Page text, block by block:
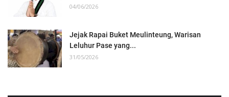
04/06/2026
Jejak Rapai Buket Meulinteung, Warisan
Leluhur Pase yang...
31/05/2026